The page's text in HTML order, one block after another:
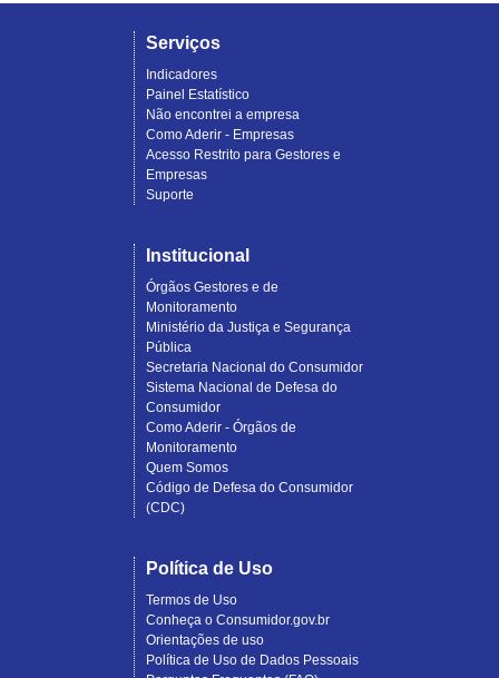
Serviços
Indicadores
Painel Estatístico
Não encontrei a empresa
Como Aderir - Empresas
Acesso Restrito para Gestores e
Empresas
Suporte
Institucional
Órgãos Gestores e de
Monitoramento
Ministério da Justiça e Segurança
Pública
Secretaria Nacional do Consumidor
Sistema Nacional de Defesa do
Consumidor
Como Aderir - Órgãos de
Monitoramento
Quem Somos
Código de Defesa do Consumidor
(CDC)
Política de Uso
Termos de Uso
Conheça o Consumidor.gov.br
Orientações de uso
Política de Uso de Dados Pessoais